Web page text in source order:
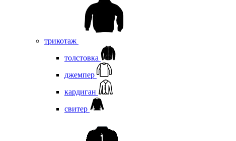
трикотаж
толстовка
джемпер
кардиган
свитер